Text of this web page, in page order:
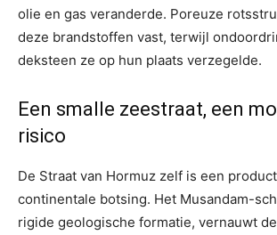
olie en gas veranderde. Poreuze
deze brandstoffen vast, terwijl
deksteen ze op hun plaats verzegelde.
Een smalle zeestraat, een
risico
De Straat van Hormuz zelf is een
continentale botsing. Het Musandam-
rigide geologische formatie, vernauwt